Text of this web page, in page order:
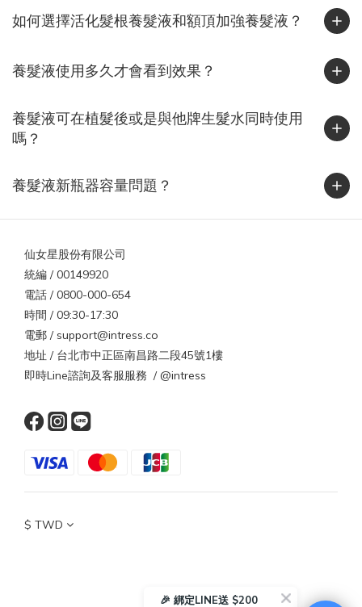
靜電！台灣給人的印象是「濕答答」，但其實在 11 月到隔年 2 月
間，東北季風帶來冷空氣與乾燥氣流，加上許多人開除濕機或冷氣
間。北部常見「外濕內乾」、中部早晚溫差大、南部風大又乾燥，
很傷髮質靜電不只是造型問題，也反映出髮絲的乾燥狀態。研究指
出，靜電會增加髮絲摩擦力與梳理力，使頭髮更容易斷裂、角質層
化。染燙後、常吹整或自然偏乾的髮質，都屬於靜電高風險族群。
實用抗靜電 5 招，從旅程到日常都適用1. 保濕是第一步乾燥的頭髮
木梳或金屬梳則能導電釋放靜電。出國時可攜帶小型木梳或抗靜電
梳具。3. 選對衣物材質壓克力、尼龍、聚酯纖維衣物摩擦力強，最
容易起電。改穿棉質、絲質或羊毛混紡衣物能大幅減少靜電。4. 保
持空氣濕度台灣或國外都一樣，濕度過低是靜電主因。可在室內放
一杯水或加濕器，維持濕度約 50%。5. 避免過熱吹風高溫會破壞角
質層，導致更乾更電。建議使用中溫或具負離子功能的吹風機，減
少靜電與水分流失。出國更明顯！這些國家是靜電重災區若你打算
低、衣物材質偏毛料，都是頭髮起電的完美條件。區域代表城市靜
一脫外套就被電🇸🇪 瑞典 / 🇫🇮 芬蘭斯德哥爾摩、赫爾辛基冬季長
達 5 個月，毛料衣物摩擦頻繁🇯🇵 北海道 / 🇰🇷 首爾札幌、首爾室
內開暖氣、氣候乾冷，髮絲特別炸🇨🇭 瑞士 / 🇩🇪 德國南部慕尼
黑、蘇黎世高海拔乾冷，暖氣讓濕度更低結語｜靜電是頭髮在提醒
歐的雪地裡旅行，別忘了給頭髮多一點保護。柔順的髮絲，不只是
如何選擇活化髮根養髮液和額頂加強養髮液？
養髮液使用多久才會看到效果？
養髮液可在植髮後或是與他牌生髮水同時使用
嗎？
養髮液新瓶器容量問題？
仙女星股份有限公司
統編 / 00149920
電話 / 0800-000-654
時間 / 09:30-17:30
電郵 / support@intress.co
地址 / 台北市中正區南昌路二段45號1樓
即時Line諮詢及客服服務 / @intress
$ TWD
🎉 綁定LINE送 $200